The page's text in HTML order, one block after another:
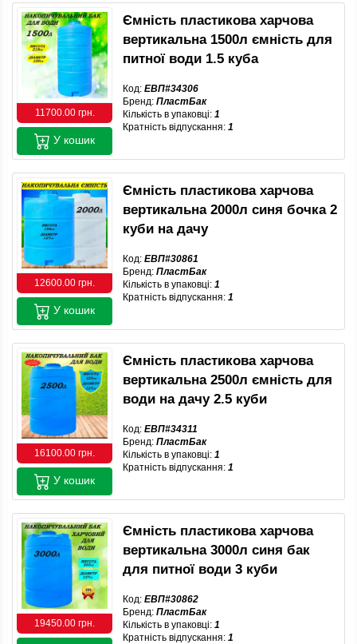
11700.00 грн.
Ємність пластикова харчова
вертикальна 1500л ємність для
питної води 1.5 куба
Код: ЕВП#34306
Бренд: ПластБак
Кількість в упаковці: 1
Кратність відпускання: 1
У кошик
12600.00 грн.
Ємність пластикова харчова
вертикальна 2000л синя бочка 2
куби на дачу
Код: ЕВП#30861
Бренд: ПластБак
Кількість в упаковці: 1
Кратність відпускання: 1
У кошик
16100.00 грн.
Ємність пластикова харчова
вертикальна 2500л ємність для
води на дачу 2.5 куби
Код: ЕВП#34311
Бренд: ПластБак
Кількість в упаковці: 1
Кратність відпускання: 1
У кошик
19450.00 грн.
Ємність пластикова харчова
вертикальна 3000л синя бак
для питної води 3 куби
Код: ЕВП#30862
Бренд: ПластБак
Кількість в упаковці: 1
Кратність відпускання: 1